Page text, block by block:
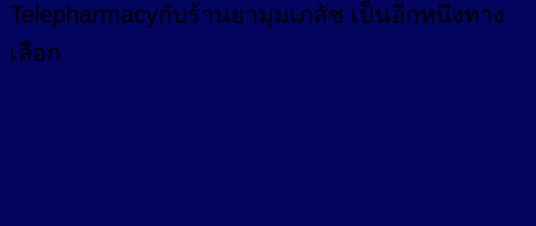
Telepharmacyกับร้านยามุมเภสัช เป็นอีกหนึ่งทาง
เลือก